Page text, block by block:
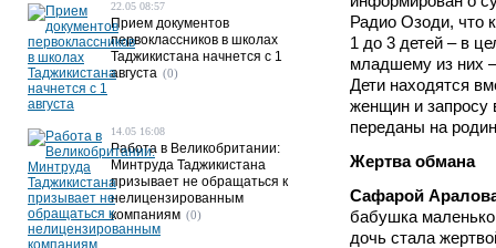
Радио Озоди, что
1 до 3 детей – в
младшему из них
Дети находятся
женщин и запросу
переданы на
Жертва обмана
Сафарой
бабушка
дочь стала
22.05 08:57
Прием документов
первоклассников в школах
Таджикистана начнется с 1
августа (0)
14.05 16:08
Работа в Великобритании:
Минтруда Таджикистана
призывает не обращаться к
нелицензированным
компаниям (0)